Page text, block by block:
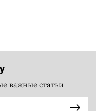
важные статьи